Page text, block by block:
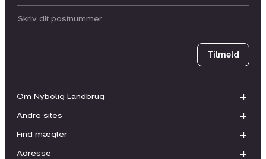
Om Nybolig Landbrug
Andre sites
Find mægler
Adresse
Postnummer
Tilmeld